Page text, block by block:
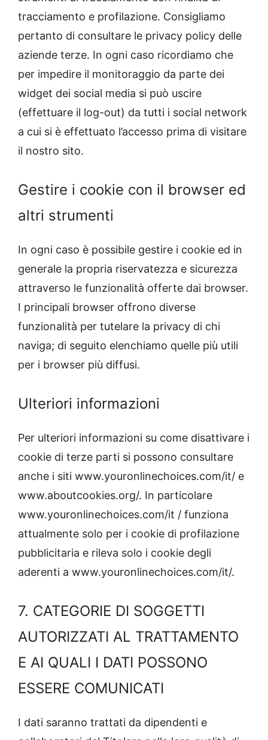
tracciamento e profilazione. Consigliamo
pertanto di consultare le privacy policy delle
aziende terze. In ogni caso ricordiamo che
per impedire il monitoraggio da parte dei
widget dei social media si può uscire
(effettuare il log-out) da tutti i social network
a cui si è effettuato l’accesso prima di visitare
il nostro sito.
Gestire i cookie con il browser ed
altri strumenti
In ogni caso è possibile gestire i cookie ed in
generale la propria riservatezza e sicurezza
attraverso le funzionalità offerte dai browser.
I principali browser offrono diverse
funzionalità per tutelare la privacy di chi
naviga; di seguito elenchiamo quelle più utili
per i browser più diffusi.
Ulteriori informazioni
Per ulteriori informazioni su come disattivare i
cookie di terze parti si possono consultare
anche i siti www.youronlinechoices.com/it/ e
www.aboutcookies.org/. In particolare
www.youronlinechoices.com/it / funziona
attualmente solo per i cookie di profilazione
pubblicitaria e rileva solo i cookie degli
aderenti a www.youronlinechoices.com/it/.
7. CATEGORIE DI SOGGETTI
AUTORIZZATI AL TRATTAMENTO
E AI QUALI I DATI POSSONO
ESSERE COMUNICATI
I dati saranno trattati da dipendenti e